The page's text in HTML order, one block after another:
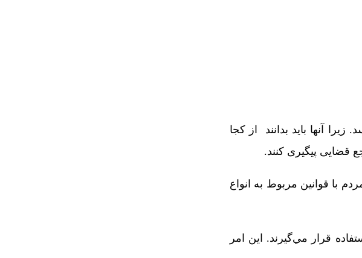
آنها باید بدانند از کجا
قضایی پیگیری کنند.
با قوانین مربوط به انواع
قرار مي‌گیرند. این امر